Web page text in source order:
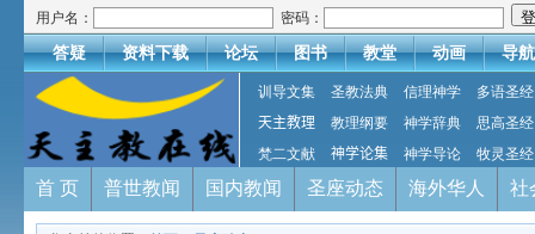
用户名： 密码：
答疑 资料下载 论坛 图书 教堂 动画 导航
训导文集 圣教法典 信理神学
多语圣经
天主教理
教理纲要 神学辞典
思高圣经
梵二文献
神学论集 神学导论 牧灵圣经
首 页 普世教闻 国内教闻 圣座动态 海外华人 社